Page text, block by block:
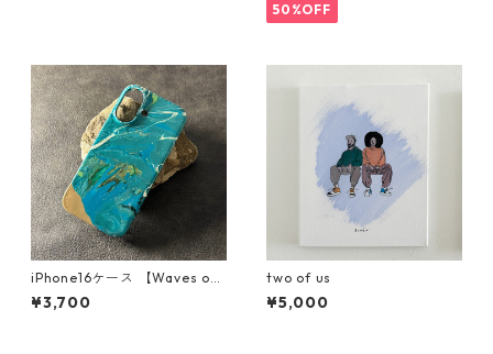
50%OFF
iPhone16ケース 【Waves of
blissシリーズ】
¥3,700
two of us
¥5,000